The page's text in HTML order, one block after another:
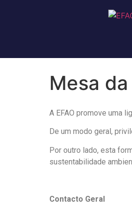
Mesa
A EFAO promove uma
De um modo geral,
Por outro lado, esta
sustentabilidade
Contacto Geral